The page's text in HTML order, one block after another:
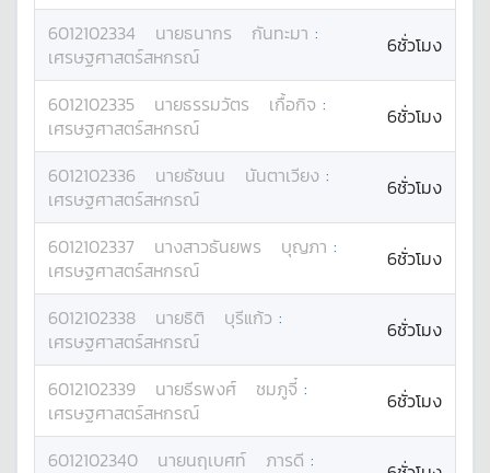
6012102334 นายธนากร กันทะมา :
เศรษฐศาสตร์สหกรณ์
6ชั่วโมง
6012102335 นายธรรมวัตร เกื้อกิจ :
เศรษฐศาสตร์สหกรณ์
6ชั่วโมง
6012102336 นายธัชนน นันตาเวียง :
เศรษฐศาสตร์สหกรณ์
6ชั่วโมง
6012102337 นางสาวธันยพร บุญภา :
เศรษฐศาสตร์สหกรณ์
6ชั่วโมง
6012102338 นายธิติ บุรีแก้ว :
เศรษฐศาสตร์สหกรณ์
6ชั่วโมง
6012102339 นายธีรพงศ์ ชมภูจี๋ :
เศรษฐศาสตร์สหกรณ์
6ชั่วโมง
6012102340 นายนฤเบศท์ ภารดี :